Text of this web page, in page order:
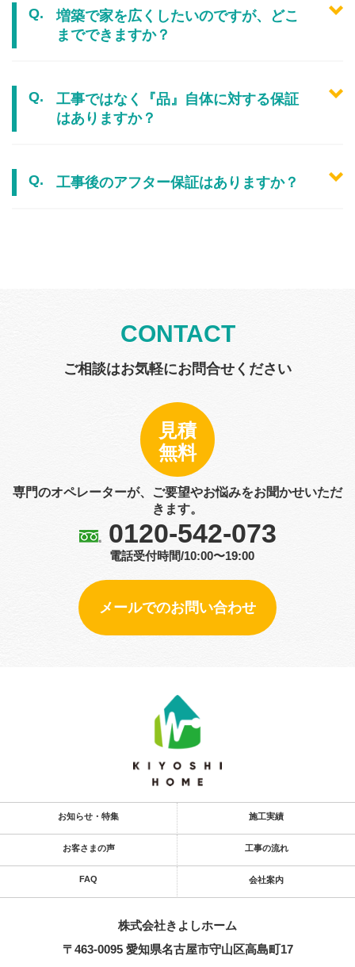
増築で家を広くしたいのですが、どこ
までできますか？
工事ではなく『品』自体に対する保証
はありますか？
工事後のアフター保証はありますか？
CONTACT
ご相談はお気軽にお問合せください
見積
無料
専門のオペレーターが、ご要望やお悩みをお聞かせいただ
きます。
0120-542-073
電話受付時間/10:00〜19:00
メールでのお問い合わせ
お知らせ・特集 施工実績
お客さまの声 工事の流れ
FAQ 会社案内
株式会社きよし​ホーム
〒463-0095 愛知県名古屋市守山区高島町17